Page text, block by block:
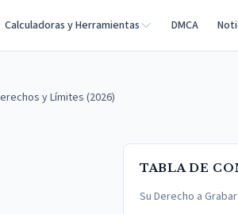
Calculadoras y Herramientas DMCA
y Límites (2026)
TABLA DE
Su Derecho a